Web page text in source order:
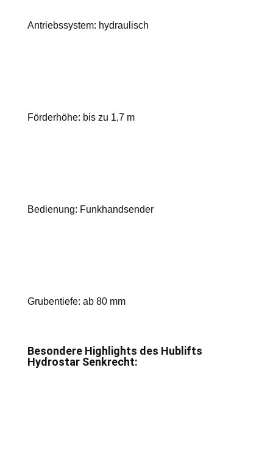
Antriebssystem: hydraulisch
Förderhöhe: bis zu 1,7 m
Bedienung: Funkhandsender
Grubentiefe: ab 80 mm
Besondere Highlights des Hublifts
Hydrostar Senkrecht: